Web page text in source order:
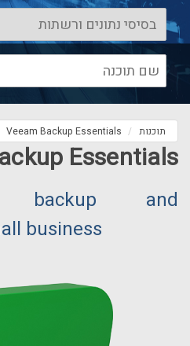
תוכנות Veeam Backup Essentials
Essentials
backup and
business